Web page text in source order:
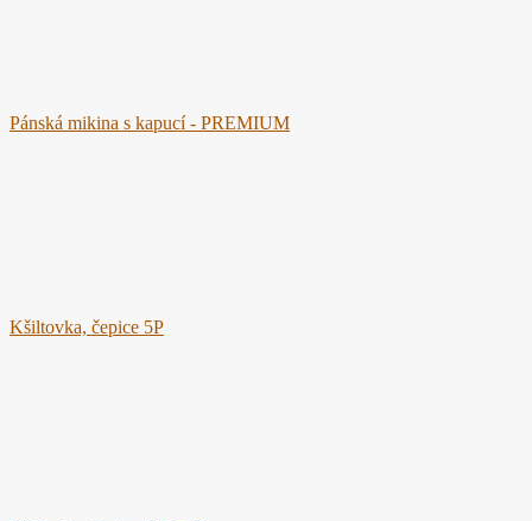
Pánská mikina s kapucí - PREMIUM
Kšiltovka, čepice 5P